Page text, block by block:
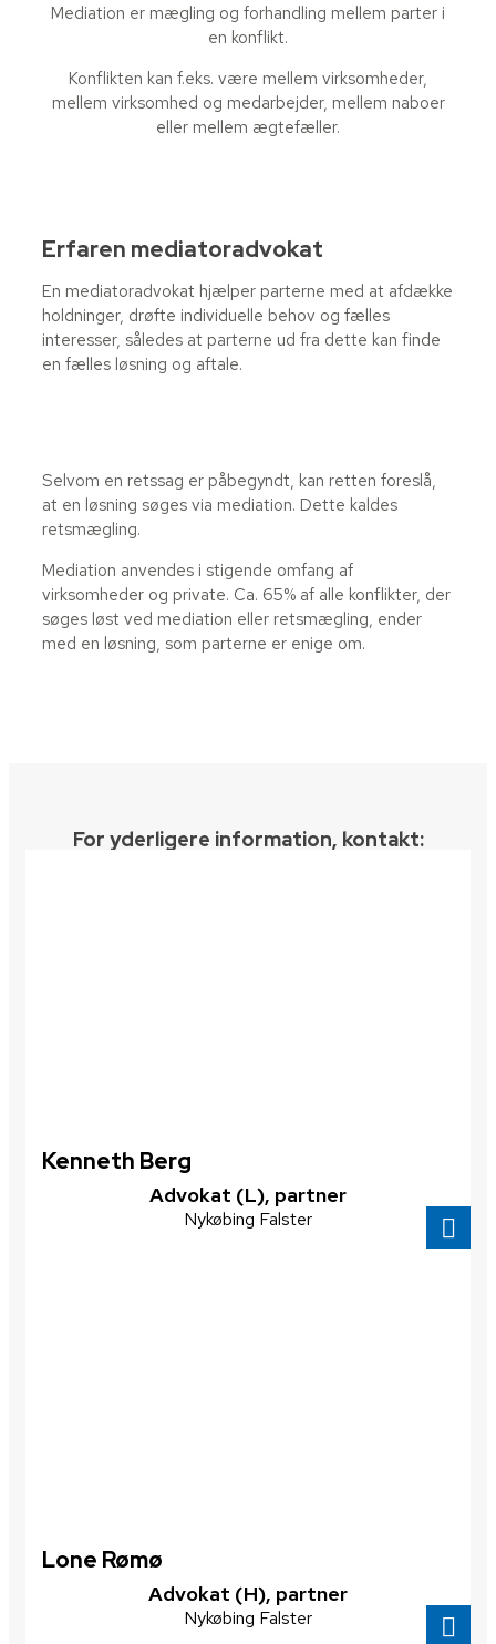
Mediation er mægling og forhandling mellem parter i
en konflikt.​
Konflikten kan f.eks. være mellem virksomheder,
mellem virksomhed og medarbejder, mellem naboer
eller mellem ægtefæller.
Erfaren mediatoradvokat
En mediatoradvokat hjælper parterne med at afdække
holdninger, drøfte individuelle behov og fælles
interesser, således at parterne ud fra dette kan finde
en fælles løsning og aftale.
Selvom en retssag er påbegyndt, kan retten foreslå,
at en løsning søges via mediation. Dette kaldes
retsmægling.
Mediation anvendes i stigende omfang af
virksomheder og private. Ca. 65% af alle konflikter, der
søges løst ved mediation eller retsmægling, ender
med en løsning, som parterne er enige om.
For yderligere information, kontakt:​
Kenneth Berg
​Advokat (L), partner
Nykøbing Falster
Lone Rømø
Advokat (H), partner
Nykøbing Falster